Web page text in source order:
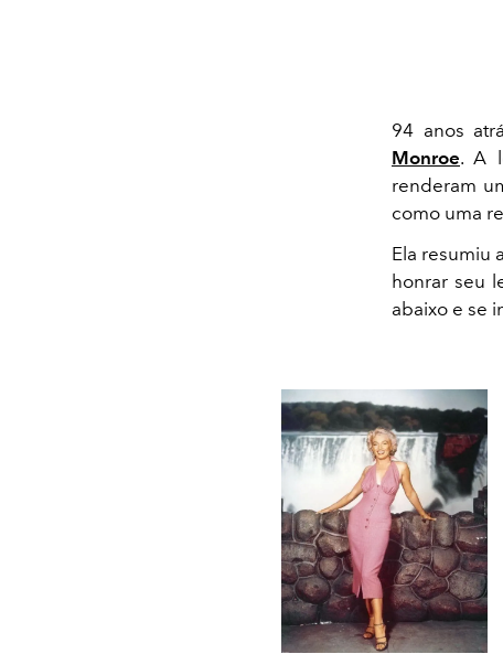
94 anos
Monroe. A
renderam
como uma
Ela resumiu
honrar seu
abaixo e se